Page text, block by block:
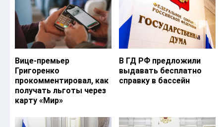
Вице-премьер
Григоренко
прокомментировал, как
получать льготы через
карту «Мир»
В ГД РФ предложили
выдавать бесплатно
справку в бассейн